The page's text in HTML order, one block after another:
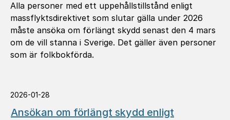
Alla personer med ett uppehållstillstånd enligt
massflyktsdirektivet som slutar gälla under 2026
måste ansöka om förlängt skydd senast den 4 mars
om de vill stanna i Sverige. Det gäller även personer
som är folkbokförda.
2026-01-28
Ansökan om förlängt skydd enligt